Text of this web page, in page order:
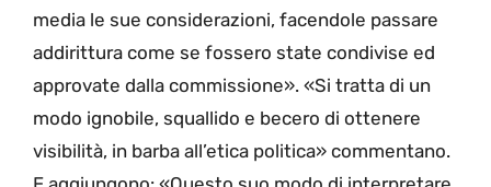
media le sue considerazioni, facendole passare
addirittura come se fossero state condivise ed
approvate dalla commissione». «Si tratta di un
modo ignobile, squallido e becero di ottenere
visibilità, in barba all’etica politica» commentano.